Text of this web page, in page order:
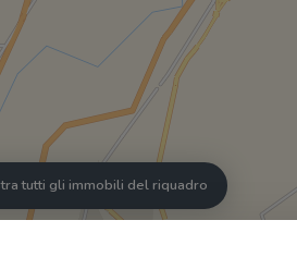
tutti gli immobili del riquadro